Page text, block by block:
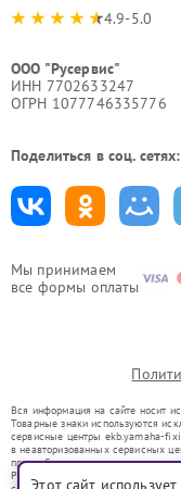
Мы принимаем
все формы оплаты
4.9-5.0
ООО "Русервис"
ИНН 7702633247
ОГРН 1077746335776
Поделиться в соц. сетях:
Вся информация на сайте носит
Товарные знаки используются
сервисные центры ekb.yamaha-
в неавторизованных сервисных
правообладателями товарных
Ремонт осуществляется для
Этот сайт